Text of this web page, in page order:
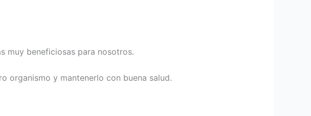
muy beneficiosas para nosotros.
organismo y mantenerlo con buena salud.